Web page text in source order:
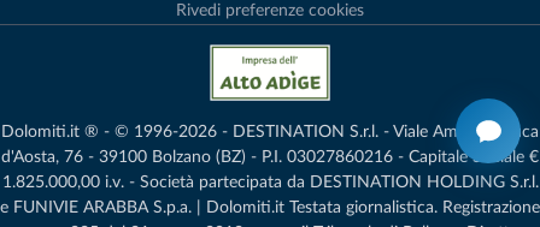
Rivedi preferenze cookies
Dolomiti.it ® - © 1996-2026 - DESTINATION S.r.l. - Viale Amedeo Duca
d'Aosta, 76 - 39100 Bolzano (BZ) - P.I. 03027860216 - Capitale Sociale €
1.825.000,00 i.v. - Società partecipata da DESTINATION HOLDING S.r.l.
e FUNIVIE ARABBA S.p.a. | Dolomiti.it Testata giornalistica. Registrazione